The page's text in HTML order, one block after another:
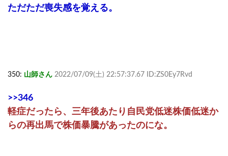
ただただ喪失感を覚える。
350: 山師さん 2022/07/09(土) 22:57:37.67 ID:ZS0Ey7Rvd
>>346
軽症だったら、三年後あたり自民党低迷株価低迷か
らの再出馬で株価暴騰があったのにな。